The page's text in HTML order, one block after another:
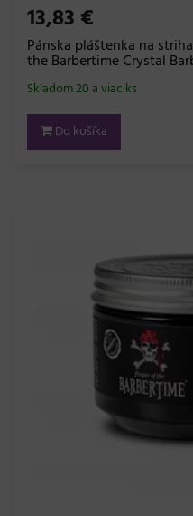
13,83 €
Pánska pláštenka na
the Barbertime Crystal
Skladom 20 a viac ks
Do košíka